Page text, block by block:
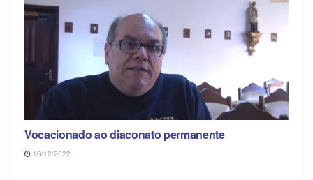
Vocacionado ao diaconato permanente
16/12/2022